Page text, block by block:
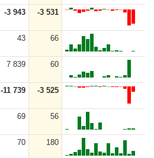
-3 943 -3 531
43 66
7 839 60
-11 739 -3 525
69 56
70 180